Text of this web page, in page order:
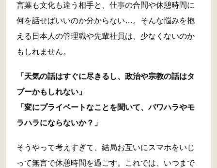
言葉も文化も違う相手と、仕事の合間や休憩時間に
何を話せばいいのか分からない…。そんな悩みを抱
える日本人の管理職や先輩社員は、少なくないのか
もしれません。
「天気の話はすぐに尽きるし、政治や宗教の話はタ
ブーかもしれない」
「変にプライベートなことを聞いて、パワハラやモ
ラハラにならないか？」
そうやって考えすぎて、結局お互いにスマホをいじ
って無言で休憩時間を過ごす。これでは、いつまで